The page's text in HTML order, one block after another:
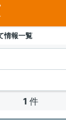
情報一覧
1 件